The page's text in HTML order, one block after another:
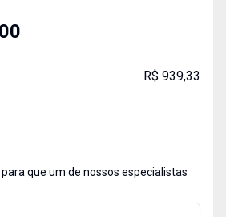
R$ 939,33
que um de nossos especialistas